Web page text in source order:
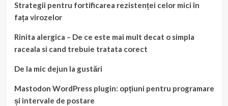
Strategii pentru fortificarea rezistenței celor mici în
fața virozelor
Rinita alergica – De ce este mai mult decat o simpla
raceala si cand trebuie tratata corect
De la mic dejun la gustări
Mastodon WordPress plugin: opțiuni pentru programare
și intervale de postare